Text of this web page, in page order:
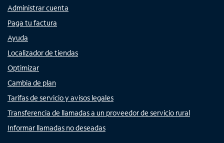
Administrar cuenta
Paga tu factura
Ayuda
Localizador de tiendas
Optimizar
Cambia de plan
Tarifas de servicio y avisos legales
Transferencia de llamadas a un proveedor de servicio rural
Informar llamadas no deseadas